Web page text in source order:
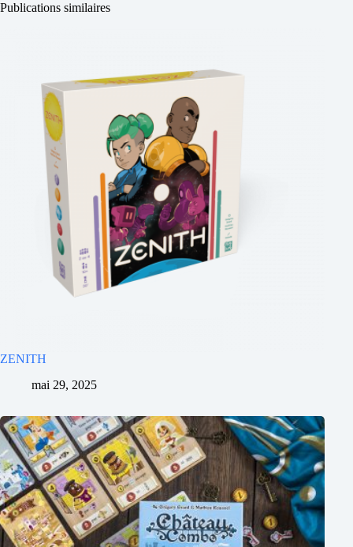
Publications similaires
ZENITH
mai 29, 2025